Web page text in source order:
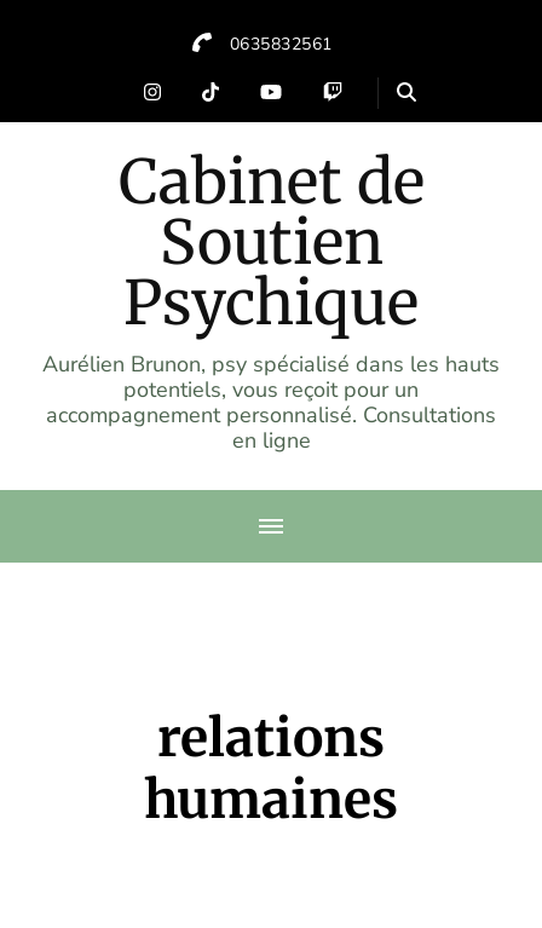
0635832561
Cabinet de
Soutien
Psychique
Aurélien Brunon, psy spécialisé dans les hauts
potentiels, vous reçoit pour un
accompagnement personnalisé. Consultations
en ligne
relations
humaines